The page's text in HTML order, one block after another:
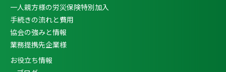
一人親方様の労災保険特別加入
手続きの流れと費用
協会の強みと情報
業務提携先企業様
お役立ち情報